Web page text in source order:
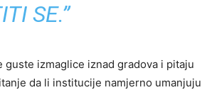
SE.”
izmaglice iznad gradova i pitaju
da li institucije namjerno umanjuju